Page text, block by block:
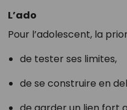
L’ado
Pour l’adolescent, la
de tester ses limites,
de se construire en